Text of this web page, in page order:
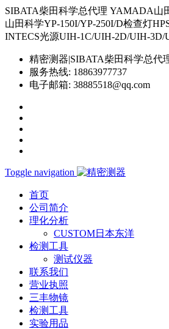
SIBATA柴田科学总代理 YAMADA山
山田科学YP-150I/YP-250I/D检查灯
INTECS光源UIH-1C/UIH-2D/UIH-3D/
精密测器|SIBATA柴田科学总代
服务热线: 18863977737
电子邮箱: 38885518@qq.com
Toggle navigation
首页
公司简介
理化分析
CUSTOM日本东洋
检测工具
测试仪器
联系我们
营业执照
三丰物镜
检测工具
实验用品